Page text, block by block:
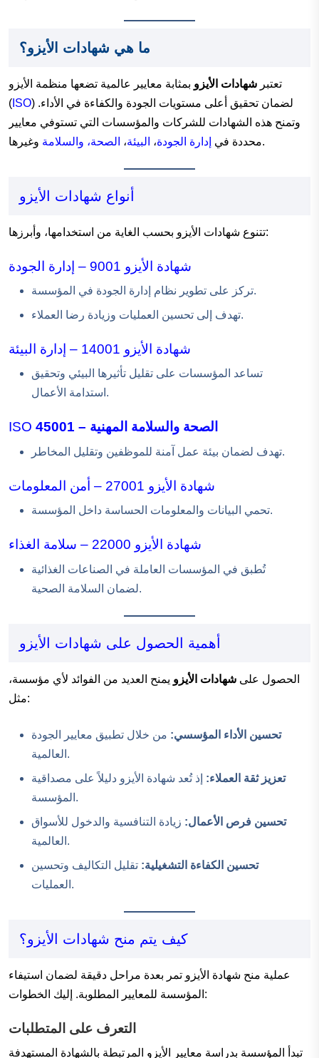
ما هي شهادات الأيزو؟
تعتبر شهادات الأيزو بمثابة معايير عالمية تضعها منظمة الأيزو
( ISO) لضمان تحقيق أعلى مستويات الجودة والكفاءة في الأداء.
وتمنح هذه الشهادات للشركات والمؤسسات التي تستوفي معايير
محددة في إدارة الجودة، البيئة، الصحة، والسلامة وغيرها.
أنواع شهادات الأيزو
تتنوع شهادات الأيزو بحسب الغاية من استخدامها، وأبرزها:
شهادة الأيزو 9001 – إدارة الجودة
تركز على تطوير نظام إدارة الجودة في المؤسسة.
تهدف إلى تحسين العمليات وزيادة رضا العملاء.
شهادة الأيزو 14001 – إدارة البيئة
تساعد المؤسسات على تقليل تأثيرها البيئي وتحقيق
استدامة الأعمال.
ISO 45001 – الصحة والسلامة المهنية
تهدف لضمان بيئة عمل آمنة للموظفين وتقليل المخاطر.
شهادة الأيزو 27001 – أمن المعلومات
تحمي البيانات والمعلومات الحساسة داخل المؤسسة.
شهادة الأيزو 22000 – سلامة الغذاء
تُطبق في المؤسسات العاملة في الصناعات الغذائية
لضمان السلامة الصحية.
أهمية الحصول على شهادات الأيزو
الحصول على شهادات الأيزو يمنح العديد من الفوائد لأي مؤسسة،
مثل:
تحسين الأداء المؤسسي: من خلال تطبيق معايير الجودة
العالمية.
تعزيز ثقة العملاء: إذ تُعد شهادة الأيزو دليلاً على مصداقية
المؤسسة.
تحسين فرص الأعمال: زيادة التنافسية والدخول للأسواق
العالمية.
تحسين الكفاءة التشغيلية: تقليل التكاليف وتحسين
العمليات.
كيف يتم منح شهادات الأيزو؟
عملية منح شهادة الأيزو تمر بعدة مراحل دقيقة لضمان استيفاء
المؤسسة للمعايير المطلوبة. إليك الخطوات:
التعرف على المتطلبات
تبدأ المؤسسة بدراسة معايير الأيزو المرتبطة بالشهادة المستهدفة